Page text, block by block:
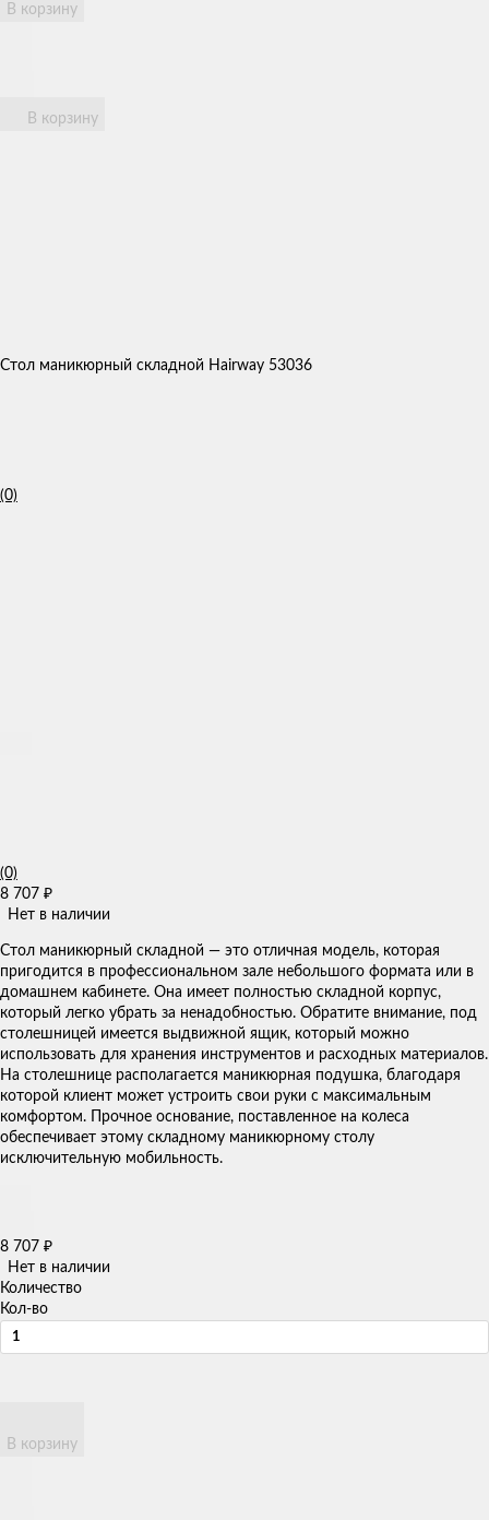
В корзину
В корзину
Стол маникюрный складной Hairway 53036
(0)
(0)
8 707 ₽
Нет в наличии
​Стол маникюрный складной — это отличная модель, которая
пригодится в профессиональном зале небольшого формата или в
домашнем кабинете. Она имеет полностью складной корпус,
который легко убрать за ненадобностью. Обратите внимание, под
столешницей имеется выдвижной ящик, который можно
использовать для хранения инструментов и расходных материалов.
На столешнице располагается маникюрная подушка, благодаря
которой клиент может устроить свои руки с максимальным
комфортом. Прочное основание, поставленное на колеса
обеспечивает этому складному маникюрному столу
исключительную мобильность.​
8 707 ₽
Нет в наличии
Количество
Кол-во
В корзину